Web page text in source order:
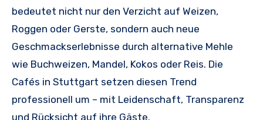
bedeutet nicht nur den Verzicht auf Weizen,
Roggen oder Gerste, sondern auch neue
Geschmackserlebnisse durch alternative Mehle
wie Buchweizen, Mandel, Kokos oder Reis. Die
Cafés in Stuttgart setzen diesen Trend
professionell um – mit Leidenschaft, Transparenz
und Rücksicht auf ihre Gäste.